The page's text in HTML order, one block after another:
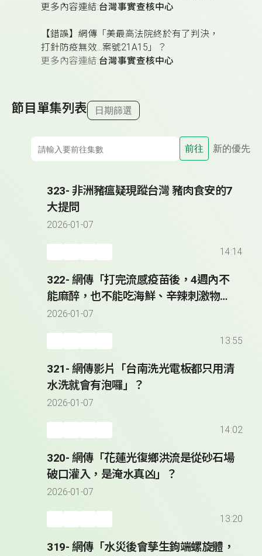
更多內容連結:台灣事實查核中心
【錯誤】網傳「美最高法院終於有了判決，
打針防疫無效...案號21A15」？
更多內容連結:台灣事實查核中心
節目單集列表 日期篩選
前往 新的優先
323- 非洲豬瘟疑現蹤台灣 豬肉食安的7
大提問
2026-01-07
14:14
322- 網傳「打完流感疫苗後，4週內不
能麻醉，也不能吃海鮮、辛辣刺激物及
飲酒」？
2026-01-07
13:55
321- 網傳影片「台南洗光電板都只用清
水洗就會有泡囉」？
2026-01-07
14:02
320- 網傳「花蓮光復鄉洪流是從砂石場
破口灌入，是淹水真凶」？
2026-01-07
13:20
319- 網傳「水災後會孳生鉤端螺旋體，